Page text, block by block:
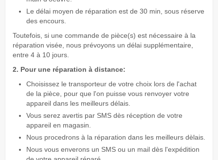
Le délai moyen de réparation est de 30 min, sous réserve
des encours.
Toutefois, si une commande de pièce(s) est nécessaire à la
réparation visée, nous prévoyons un délai supplémentaire,
entre 4 à 10 jours.
2. Pour une réparation à distance:
Choisissez le transporteur de votre choix lors de l'achat
de la pièce, pour que l'on puisse vous renvoyer votre
appareil dans les meilleurs délais.
Vous serez avertis par SMS dès réception de votre
appareil en magasin.
Nous procedrons à la réparation dans les meilleurs dèlais.
Nous vous enverons un SMS ou un mail dès l'expédition